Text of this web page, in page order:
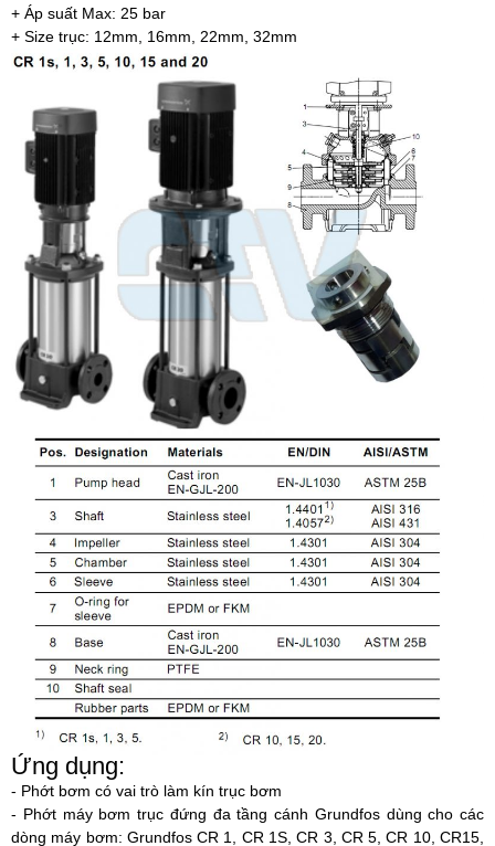
+ Áp suất Max: 25 bar
+ Size trục: 12mm, 16mm, 22mm, 32mm
Ứng dụng:
- Phớt bơm có vai trò làm kín trục bơm
- Phớt máy bơm trục đứng đa tầng cánh Grundfos dùng cho các
dòng máy bơm: Grundfos CR 1, CR 1S, CR 3, CR 5, CR 10, CR15,